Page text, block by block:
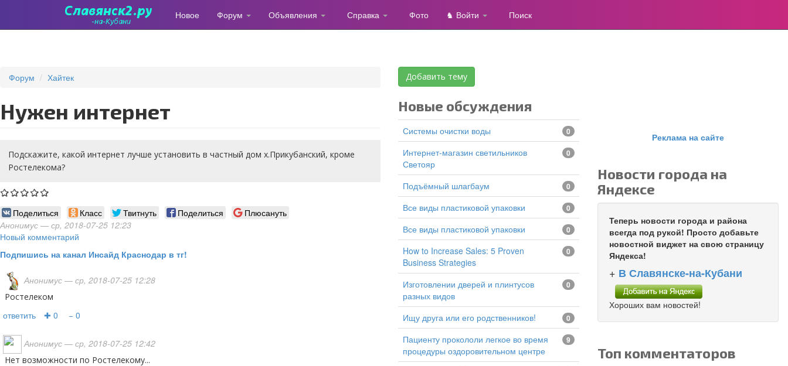
Новое Форум Объявления Справка Фото ♞ Войти Поиск
Форум Хайтек
нужен интернет
Подскажите, какой интернет лучше установить в частный дом х.Прикубанский, кроме
Ростелекома?
Поделиться Класс Твитнуть Поделиться
Плюсануть
Анонимус — ср, 2018-07-25 12:23
Новый комментарий
Подпишись на канал Инсайд Краснодар в тг!
Анонимус — ср, 2018-07-25 12:28
Ростелеком
ответить ✚ 0 − 0
Анонимус — ср, 2018-07-25 12:42
Нет возможности по Ростелекому...
Добавить тему
Новые обсуждения
Системы очистки воды 0
Интернет-магазин светильников
Светояр
0
подъёмный шлагбаум 0
все виды пластиковой упаковки 0
все виды пластиковой упаковки 0
How to Increase Sales: 5 Proven
Business Strategies
0
изготовлении дверей и плинтусов
разных видов
0
Ищу друга или его родственников! 0
Пациенту прокололи легкое во время
процедуры оздоровительном центре
9
Реклама на сайте
Новости города на
Яндексе
Теперь новости города и района
всегда под рукой! Просто добавьте
новостной виджет на свою страницу
Яндекса!
+ В Славянске-на-Кубани
Хороших вам новостей!
Топ комментаторов